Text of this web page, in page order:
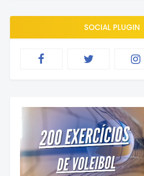
SOCIAL PLUGIN